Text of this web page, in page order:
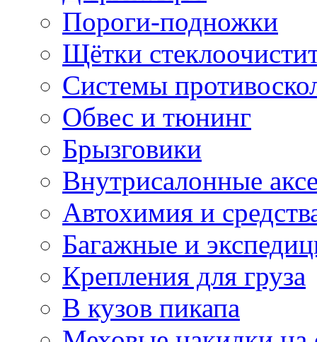
Пороги-подножки
Щётки
Системы
Обвес и тюнинг
Брызговики
Внутрисалонные
Автохимия и
Багажные и
Крепления для груза
В кузов пикапа